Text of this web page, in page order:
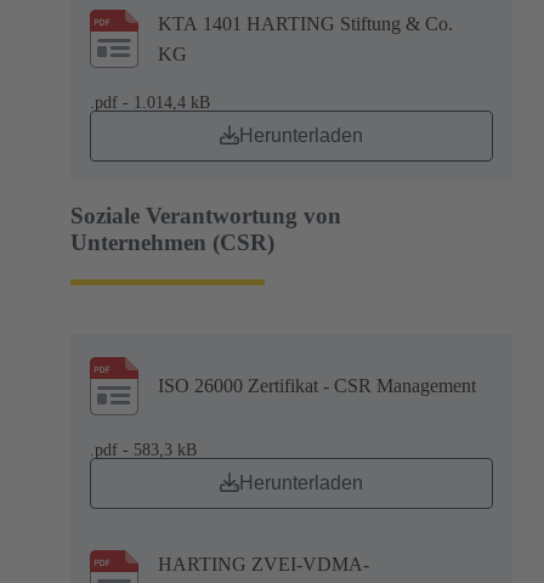
KTA 1401 HARTING Stiftung & Co.
KG
.pdf - 1.014,4 kB
Herunterladen
Soziale Verantwortung von
Unternehmen (CSR)
ISO 26000 Zertifikat - CSR Management
.pdf - 583,3 kB
Herunterladen
HARTING ZVEI-VDMA-